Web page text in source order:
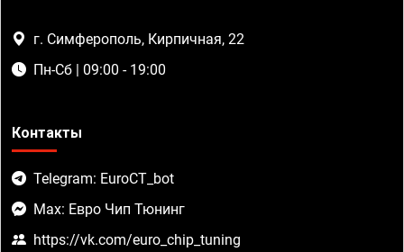
г. Симферополь, Кирпичная, 22
Пн-Сб | 09:00 - 19:00
Контакты
Telegram: EuroCT_bot
Max: Евро Чип Тюнинг
https://vk.com/euro_chip_tuning